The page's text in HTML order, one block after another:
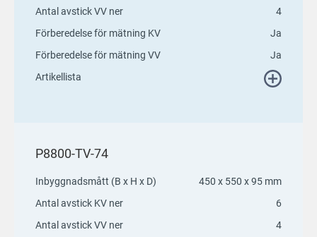
Antal avstick VV ner
4
Förberedelse för mätning KV
Ja
Förberedelse för mätning VV
Ja
Artikellista
P8800-TV-74
Inbyggnadsmått (B x H x D)
450 x 550 x 95 mm
Antal avstick KV ner
6
Antal avstick VV ner
4